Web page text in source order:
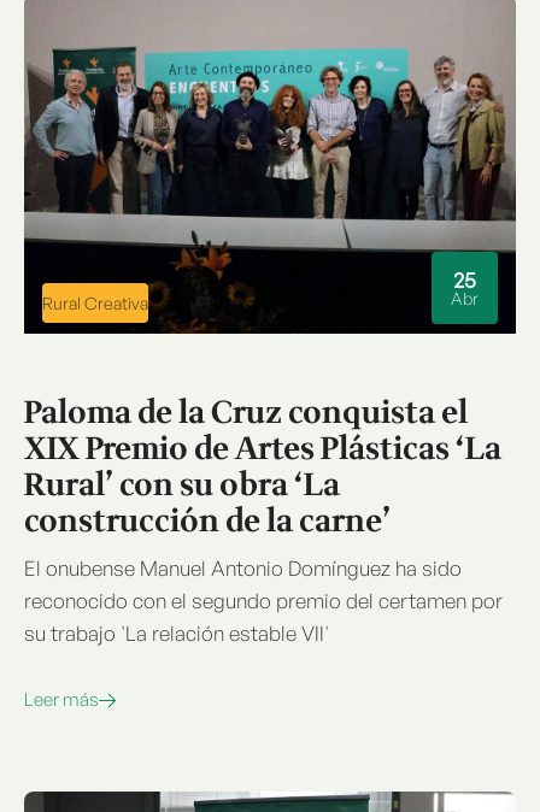
Rural Creativa
25
Abr
Paloma de la Cruz conquista el
XIX Premio de Artes Plásticas ‘La
Rural’ con su obra ‘La
construcción de la carne’
El onubense Manuel Antonio Domínguez ha sido
reconocido con el segundo premio del certamen por
su trabajo 'La relación estable VII'
Leer más